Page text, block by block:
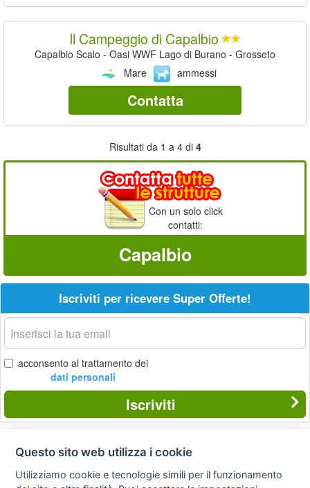
Il Campeggio di Capalbio
Capalbio Scalo - Oasi WWF Lago di Burano - Grosseto
Mare
ammessi
Contatta
Risultati da 1 a 4 di 4
Con un solo click
contatti:
Capalbio
Iscriviti per ricevere Super Offerte!
La
tua
email
acconsento al trattamento dei
dati personali
Iscriviti
policy
legale
Questo sito web utilizza i cookie
Utilizziamo cookie e tecnologie simili per il funzionamento